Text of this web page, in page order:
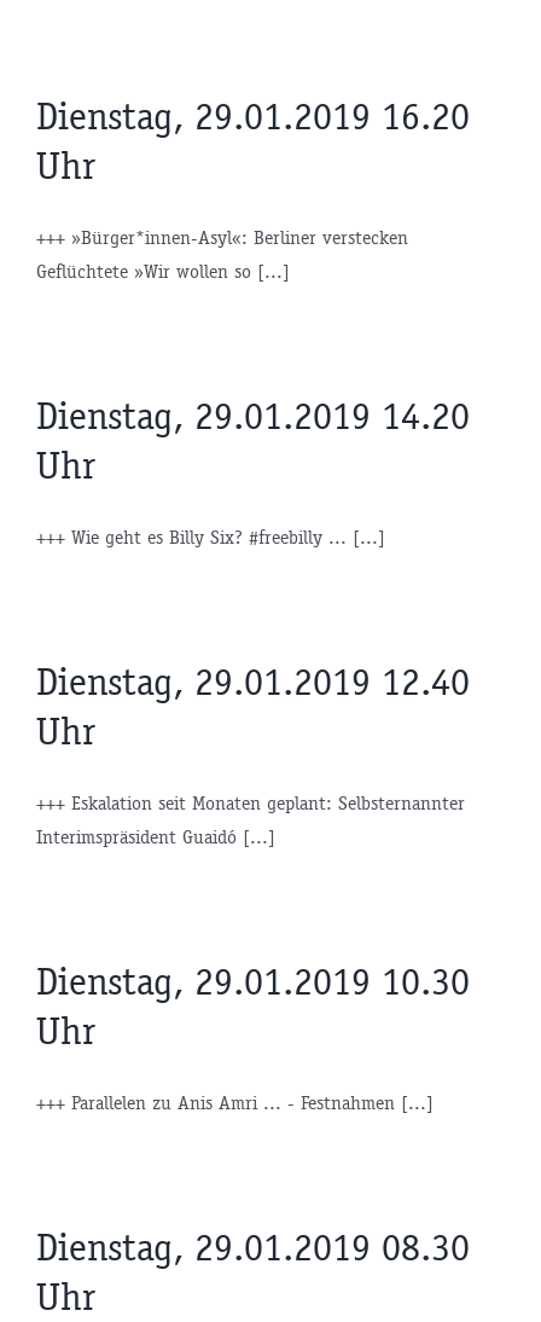
Dienstag, 29.01.2019 16.20
Uhr
+++ »Bürger*innen-Asyl«: Berliner verstecken
Geflüchtete »Wir wollen so [...]
Dienstag, 29.01.2019 14.20
Uhr
+++ Wie geht es Billy Six? #freebilly ... [...]
Dienstag, 29.01.2019 12.40
Uhr
+++ Eskalation seit Monaten geplant: Selbsternannter
Interimspräsident Guaidó [...]
Dienstag, 29.01.2019 10.30
Uhr
+++ Parallelen zu Anis Amri ... - Festnahmen [...]
Dienstag, 29.01.2019 08.30
Uhr